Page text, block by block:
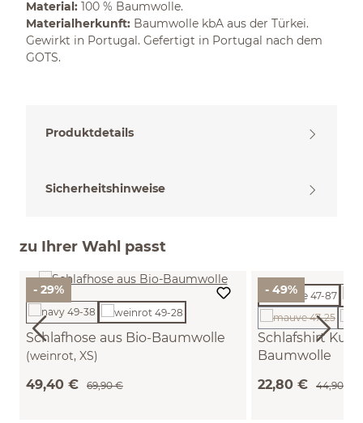
Material: 100 % Baumwolle.
Materialherkunft: Baumwolle kbA aus der Türkei.
Gewirkt in Portugal. Gefertigt in Portugal nach dem
GOTS.
Produktdetails
Sicherheitshinweise
zu Ihrer Wahl passt
- 29%
Schlafhose aus Bio-Baumwolle
(weinrot, XS)
49,40 € 69,90 €
- 49%
Schlafshirt
Baumwolle
(Diese
22,80 € 44,90 €